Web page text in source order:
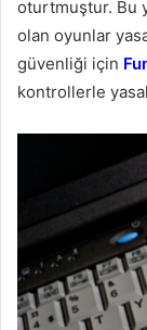
oturtmuştur. Bu
olan oyunlar
güvenliği için
kontrollerle